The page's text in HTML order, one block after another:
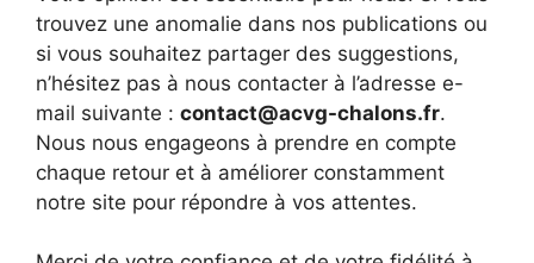
trouvez une anomalie dans nos publications ou
si vous souhaitez partager des suggestions,
n’hésitez pas à nous contacter à l’adresse e-
mail suivante : contact@acvg-chalons.fr.
Nous nous engageons à prendre en compte
chaque retour et à améliorer constamment
notre site pour répondre à vos attentes.